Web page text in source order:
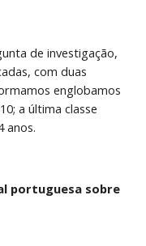
de investigação,
com duas
englobamos
a última classe
anos.
portuguesa sobre